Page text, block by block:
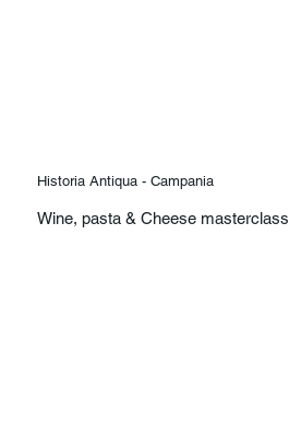
Historia Antiqua - Campania
Wine, pasta & Cheese masterclass